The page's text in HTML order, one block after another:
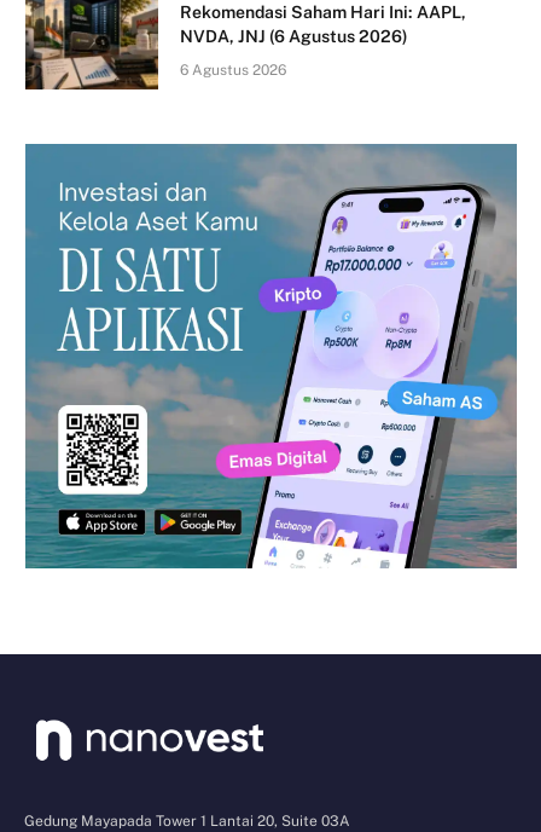
Rekomendasi Saham Hari Ini: AAPL,
NVDA, JNJ (6 Agustus 2026)
6 Agustus 2026
Gedung Mayapada Tower 1 Lantai 20, Suite 03A